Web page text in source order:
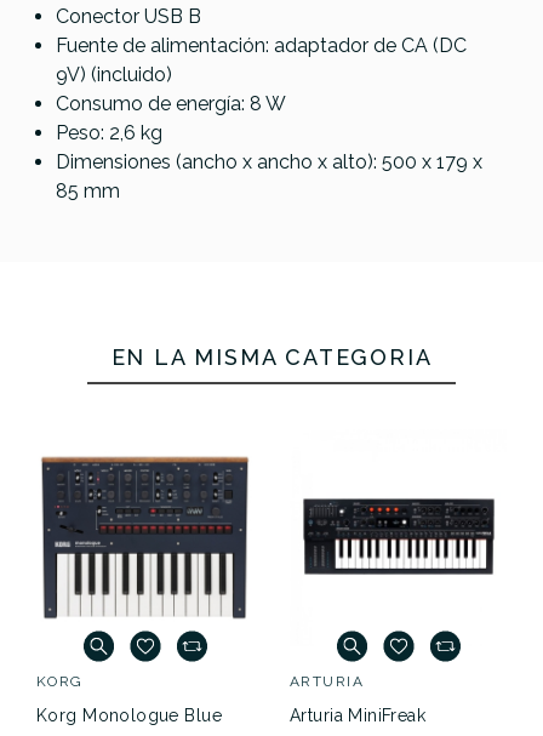
Conector USB B
Fuente de alimentación: adaptador de CA (DC
9V) (incluido)
Consumo de energía: 8 W
Peso: 2,6 kg
Dimensiones (ancho x ancho x alto): 500 x 179 x
85 mm
EN LA MISMA CATEGORÍA
KORG
Korg Monologue Blue
ARTURIA
Arturia MiniFreak